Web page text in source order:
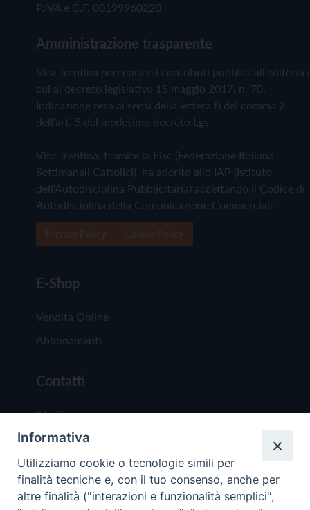
P.IVA e C.F. 00199960220
Amministrazione trasparente
Vita Trentina percepisce i contributi pubblici all'editoria
cui al decreto legislativo 15 maggio 2017, n. 70.
Indicazione resa ai sensi della lettera f) del comma 2
dell'art. 5 del medesimo decreto Lgs.
Vita Trentina, tramite la Fisc (Federazione Italiana
Settimanali Cattolici), ha aderito allo IAP (Istituto
dell'Autodisciplina Pubblicitaria) accettando il Codice di
Autodisciplina della Comunicazione Commerciale
E-Shop
Vendita Online
Abbonamenti
Contatti
Chi Siamo
Redazione
Scrivici
Informativa
Utilizziamo cookie o tecnologie simili per
finalità tecniche e, con il tuo consenso, anche per
altre finalità ("interazioni e funzionalità semplici",